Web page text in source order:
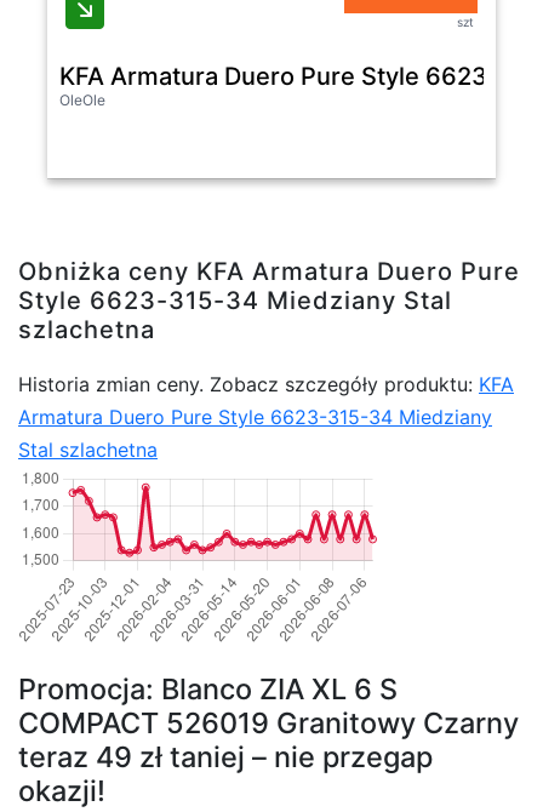
szt
KFA Armatura Duero Pure Style 6623-
OleOle
Obniżka ceny KFA Armatura Duero Pure
Style 6623-315-34 Miedziany Stal
szlachetna
Historia zmian ceny. Zobacz szczegóły produktu: KFA
Armatura Duero Pure Style 6623-315-34 Miedziany
Stal szlachetna
Promocja: Blanco ZIA XL 6 S
COMPACT 526019 Granitowy Czarny
teraz 49 zł taniej – nie przegap
okazji!